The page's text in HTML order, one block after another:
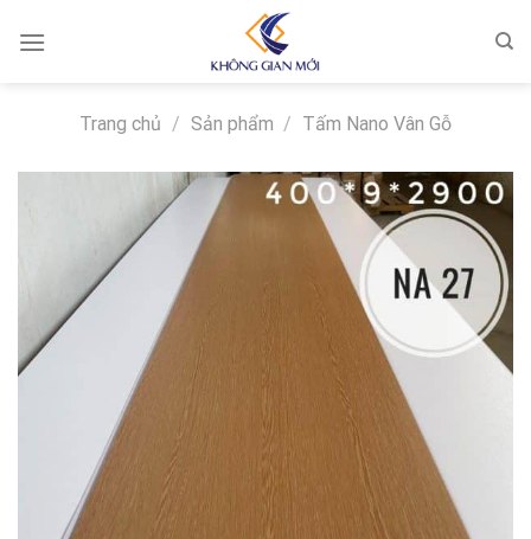
Trang chủ / Sản phẩm / Tấm Nano Vân Gỗ